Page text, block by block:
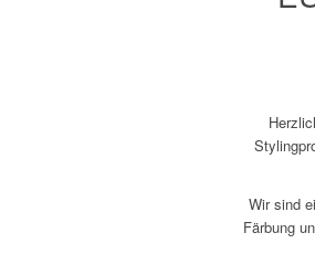
Wir sind
Färbung